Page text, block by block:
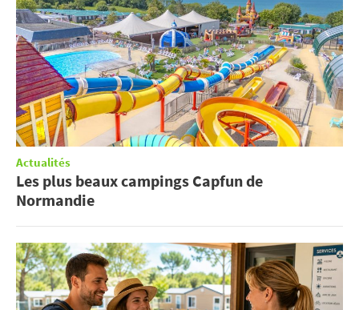
Actualités
Les plus beaux campings Capfun de
Normandie